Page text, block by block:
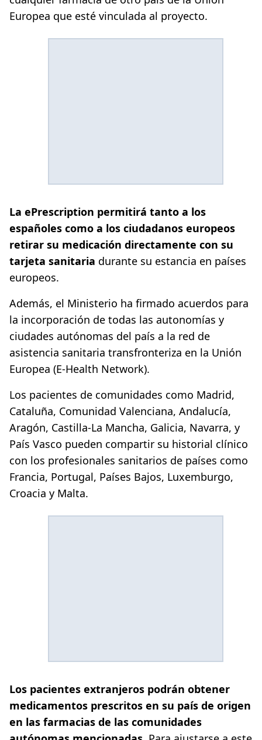
Europea que esté vinculada al proyecto.
La ePrescription permitirá tanto a los
españoles como a los ciudadanos europeos
retirar su medicación directamente con su
tarjeta sanitaria durante su estancia en países
europeos.
Además, el Ministerio ha firmado acuerdos para
la incorporación de todas las autonomías y
ciudades autónomas del país a la red de
asistencia sanitaria transfronteriza en la Unión
Europea (E-Health Network).
Los pacientes de comunidades como Madrid,
Cataluña, Comunidad Valenciana, Andalucía,
Aragón, Castilla-La Mancha, Galicia, Navarra, y
País Vasco pueden compartir su historial clínico
con los profesionales sanitarios de países como
Francia, Portugal, Países Bajos, Luxemburgo,
Croacia y Malta.
Los pacientes extranjeros podrán obtener
medicamentos prescritos en su país de origen
en las farmacias de las comunidades